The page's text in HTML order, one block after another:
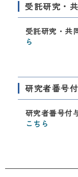
受託研究・
受託研究・共
ら
研究者番号
研究者番号付
こちら